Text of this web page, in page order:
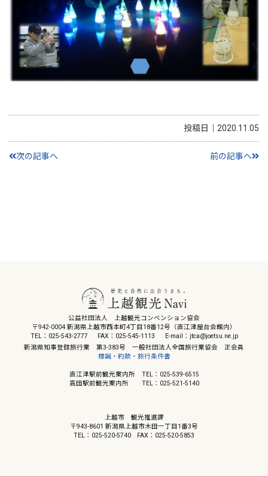
投稿日｜2020.11.05
次の記事へ 前の記事へ
公益社団法人 上越観光コンベンション協会
〒942-0004 新潟県上越市西本町4丁目18番12号（直江津屋台会館内）
TEL：025-543-2777
FAX：025-545-1113
E-mail：jtca@joetsu.ne.jp
新潟県知事登録旅行業 第3-383号 一般社団法人全国旅行業協会 正会員
標識・約款・旅行条件書
直江津駅前観光案内所 TEL：025-539-6515
高田駅前観光案内所 TEL：025-521-5140
上越市 観光推進課
〒943-8601 新潟県上越市木田一丁目1番3号
TEL：025-520-5740
FAX：025-520-5853